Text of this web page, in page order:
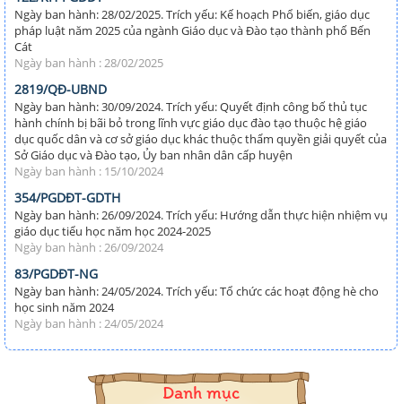
Ngày ban hành: 28/02/2025. Trích yếu: Kế hoạch Phổ biến, giáo dục
pháp luật năm 2025 của ngành Giáo dục và Đào tạo thành phố Bến
Cát
Ngày ban hành : 28/02/2025
2819/QĐ-UBND
Ngày ban hành: 30/09/2024. Trích yếu: Quyết định công bố thủ tục
hành chính bị bãi bỏ trong lĩnh vực giáo dục đào tạo thuộc hệ giáo
dục quốc dân và cơ sở giáo dục khác thuộc thẩm quyền giải quyết của
Sở Giáo dục và Đào tạo, Ủy ban nhân dân cấp huyện
Ngày ban hành : 15/10/2024
354/PGDĐT-GDTH
Ngày ban hành: 26/09/2024. Trích yếu: Hướng dẫn thực hiện nhiệm vụ
giáo dục tiểu học năm học 2024-2025
Ngày ban hành : 26/09/2024
83/PGDĐT-NG
Ngày ban hành: 24/05/2024. Trích yếu: Tổ chức các hoạt động hè cho
học sinh năm 2024
Ngày ban hành : 24/05/2024
Danh mục